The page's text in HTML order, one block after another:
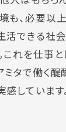
も、必要以
活できる社
これを仕事
ミタで働く
しています